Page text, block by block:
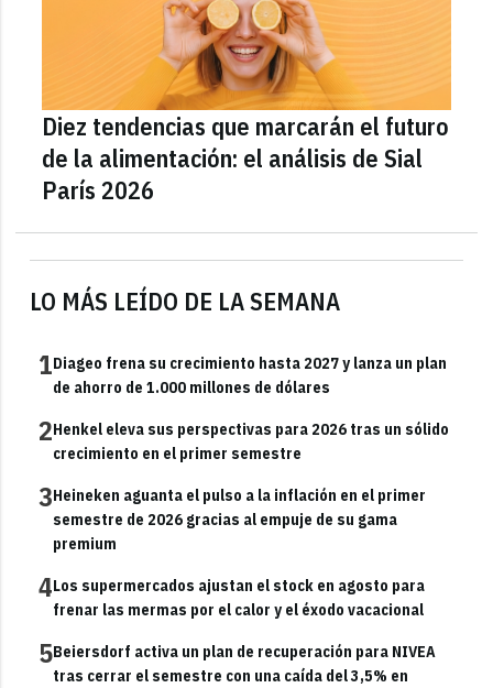
LO MÁS LEÍDO DE LA SEMANA
1Diageo frena su crecimiento hasta 2027 y lanza un plan
de ahorro de 1.000 millones de dólares
2Henkel eleva sus perspectivas para 2026 tras un sólido
crecimiento en el primer semestre
3Heineken aguanta el pulso a la inflación en el primer
semestre de 2026 gracias al empuje de su gama
premium
4Los supermercados ajustan el stock en agosto para
frenar las mermas por el calor y el éxodo vacacional
5Beiersdorf activa un plan de recuperación para NIVEA
tras cerrar el semestre con una caída del 3,5% en
Diez tendencias que marcarán el futuro
de la alimentación: el análisis de Sial
París 2026